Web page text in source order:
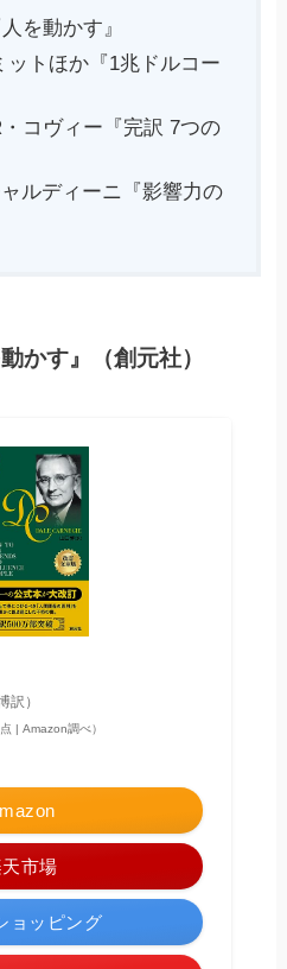
を動かす』
ットほか『1兆ドルコー
コヴィー『完訳 7つの
ルディーニ『影響力の
かす』（創元社）
訳）
| Amazon調べ）
市場
ョッピング